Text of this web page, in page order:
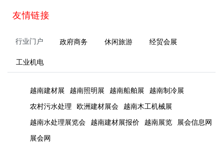
友情链接
行业门户 政府商务 休闲旅游 经贸会展
工业机电
越南建材展 越南照明展 越南船舶展
越南制冷展
农村污水处理
欧洲建材展会
越南木工机械展
越南水处理展览会
越南建材展报价 越南展览
展会信息网
展会网